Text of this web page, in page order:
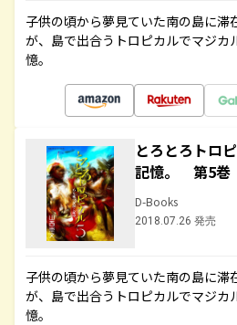
子供の頃から夢見ていた南の島に滞
が、島で出合うトロピカルでマジカ
憶。
とろとろトロ
記憶。 第5巻
D-Books
2018.07.26 発売
子供の頃から夢見ていた南の島に滞
が、島で出合うトロピカルでマジカ
憶。